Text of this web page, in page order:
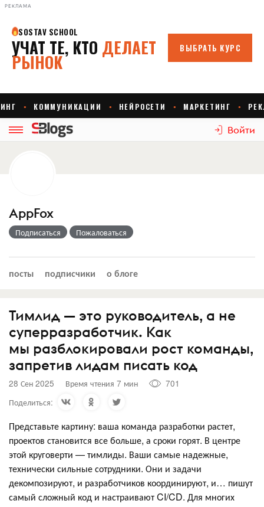
РЕКЛАМА
Войти
AppFox
Подписаться Пожаловаться
посты подписчики о блоге
Тимлид — это руководитель, а не
суперразработчик. Как
мы разблокировали рост команды,
запретив лидам писать код
28 Сен 2025 Время чтения 7 мин
701
Поделиться:
Представьте картину: ваша команда разработки растет,
проектов становится все больше, а сроки горят. В центре
этой круговерти — тимлиды. Ваши самые надежные,
технически сильные сотрудники. Они и задачи
декомпозируют, и разработчиков координируют, и… пишут
самый сложный код и настраивают CI/CD. Для многих